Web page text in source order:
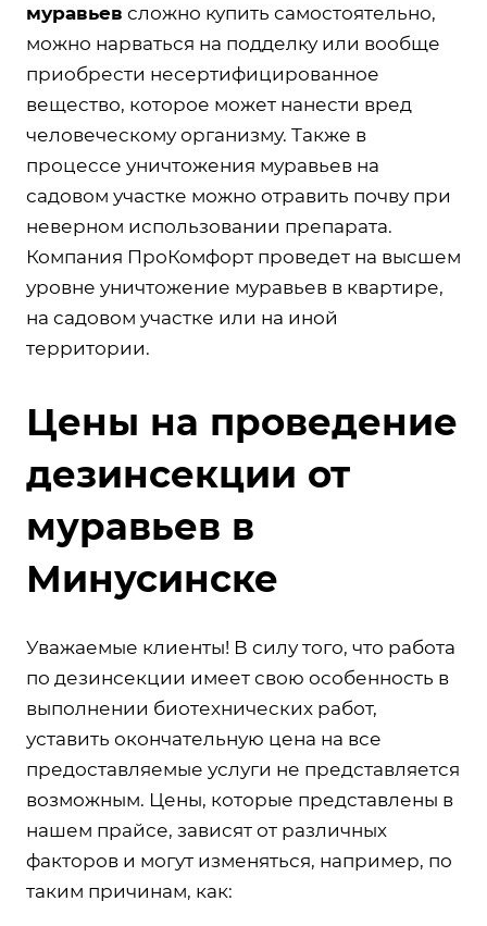
муравьев сложно купить самостоятельно,
можно нарваться на подделку или вообще
приобрести несертифицированное
вещество, которое может нанести вред
человеческому организму. Также в
процессе уничтожения муравьев на
садовом участке можно отравить почву при
неверном использовании препарата.
Компания ПроКомфорт проведет на высшем
уровне уничтожение муравьев в квартире,
на садовом участке или на иной
территории.
Цены на проведение
дезинсекции от
муравьев в
Минусинске
Уважаемые клиенты! В силу того, что работа
по дезинсекции имеет свою особенность в
выполнении биотехнических работ,
уставить окончательную цена на все
предоставляемые услуги не представляется
возможным. Цены, которые представлены в
нашем прайсе, зависят от различных
факторов и могут изменяться, например, по
таким причинам, как: